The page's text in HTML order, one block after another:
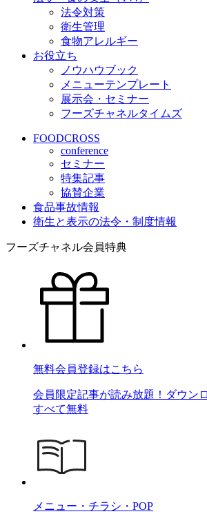
法令対策
衛生管理
食物アレルギー
お役立ち
ノウハウブック
メニューテンプレート
展示会・セミナー
フーズチャネルタイムズ
FOODCROSS
conference
セミナー
特集記事
協賛企業
食品事故情報
衛生と表示の法令・制度情報
フーズチャネル会員特典
無料会員登録はこちら
会員限定記事が読み放題！ダウン
すべて無料
メニュー・チラシ・POP